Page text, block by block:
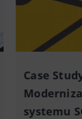
Case
systemu